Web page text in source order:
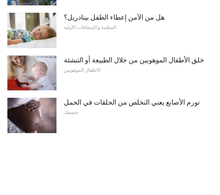
هل من الآمن إعطاء الطفل بينادريل؟
السلامة والإسعافات الأولية
خلق الأطفال الموهوبين من خلال الطبيعة أو التنشئة
الاطفال الموهوبين
تورم الأصابع يعني التخلص من الحلقات في الحمل
جسمك